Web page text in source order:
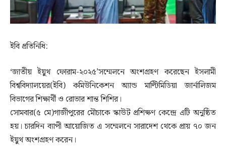
ইবি প্রতিনিধি:
‘জাতীয় ইয়ুথ ফোরাম-২০২৫’সম্মেলনে অংশগ্রহণ করেছেন ইসলামী
বিশ্ববিদ্যালয়ের(ইবি) কমিউনিকেশন অ্যান্ড মাল্টিমিডিয়া জার্নালিজম
বিভাগের শিক্ষার্থী ও রোভার শান্ত শিশির।
সোমবার(৫ মে)গাজীপুরের মৌচাকে স্কাউট প্রশিক্ষণ কেন্দ্রে এটি অনুষ্ঠিত
হয়। চারদিন ব্যাপী আয়োজিত এ সম্মেলনে সারাদেশ থেকে প্রায় ৭০ জন
ইয়ুথ অংশগ্রহণ করেন।